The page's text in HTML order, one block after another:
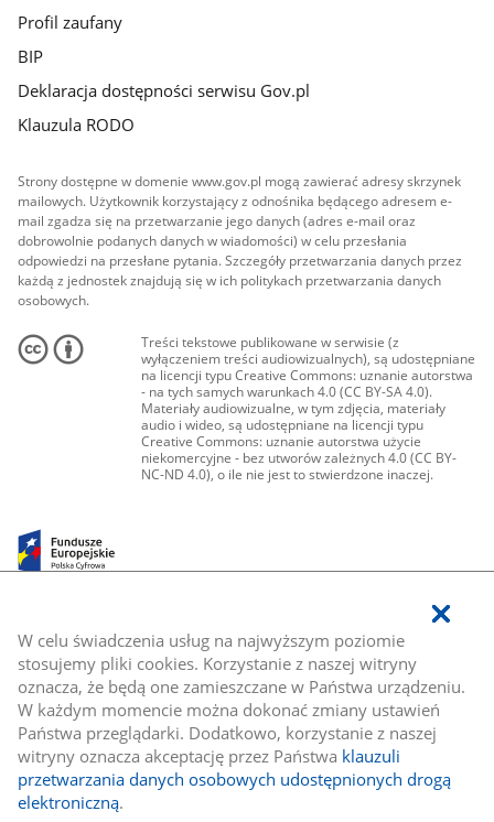
W celu świadczenia usług na najwyższym poziomie
stosujemy pliki cookies. Korzystanie z naszej witryny
oznacza, że będą one zamieszczane w Państwa urządzeniu.
W każdym momencie można dokonać zmiany ustawień
Państwa przeglądarki. Dodatkowo, korzystanie z naszej
witryny oznacza akceptację przez Państwa klauzuli
przetwarzania danych osobowych udostępnionych drogą
elektroniczną.
Profil zaufany
BIP
Deklaracja dostępności serwisu Gov.pl
Klauzula RODO
Strony dostępne w domenie www.gov.pl mogą zawierać adresy skrzynek
mailowych. Użytkownik korzystający z odnośnika będącego adresem e-
mail zgadza się na przetwarzanie jego danych (adres e-mail oraz
dobrowolnie podanych danych w wiadomości) w celu przesłania
odpowiedzi na przesłane pytania. Szczegóły przetwarzania danych przez
każdą z jednostek znajdują się w ich politykach przetwarzania danych
osobowych.
Treści tekstowe publikowane w serwisie (z
wyłączeniem treści audiowizualnych), są udostępniane
na licencji typu Creative Commons: uznanie autorstwa
- na tych samych warunkach 4.0 (CC BY-SA 4.0).
Materiały audiowizualne, w tym zdjęcia, materiały
audio i wideo, są udostępniane na licencji typu
Creative Commons: uznanie autorstwa użycie
niekomercyjne - bez utworów zależnych 4.0 (CC BY-
NC-ND 4.0), o ile nie jest to stwierdzone inaczej.